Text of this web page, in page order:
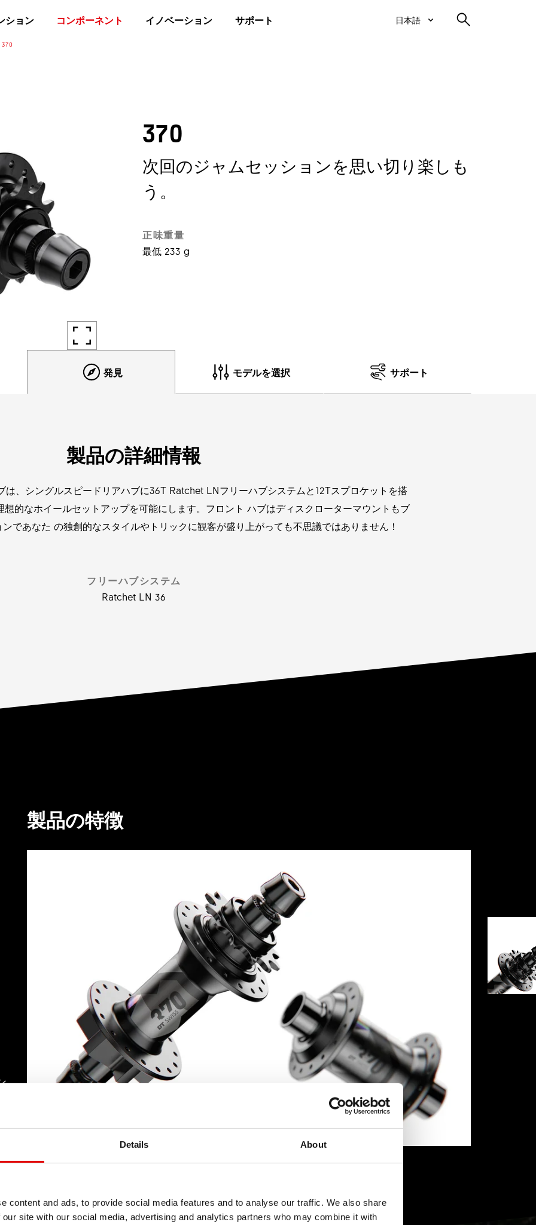
Details About
content and ads, to provide social media features and to analyse our traffic. We also share
site with our social media, advertising and analytics partners who may combine it with
ション コンポーネント イノベーション サポート 日本語
370
370
次回のジャムセッションを思い切り楽しも
う。
正味重量
最低 233 g
発見 モデルを選択 サポート
製品の詳細情報
は、シングルスピードリアハブに36T Ratchet LNフリーハブシステムと12Tスプロケットを搭
的なホイールセットアップを可能にします。フロント ハブはディスクローターマウントもブ
であなた の独創的なスタイルやトリックに観客が盛り上がっても不思議ではありません！
フリーハブシステム
Ratchet LN 36
製品の特徴